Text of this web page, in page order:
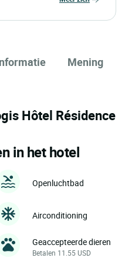
Mening
Hôtel Résidence
in het hotel
Openluchtbad
Airconditioning
Geaccepteerde dieren
Betalen 11.55 USD